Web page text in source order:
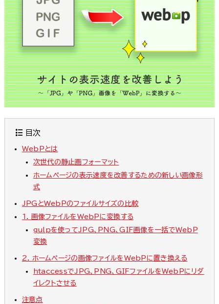
目次
WebPとは
次世代の静止画フォーマット
ホームページの表示速度を改善するための新しい画像形
式
JPGとWebPのファイルサイズの比較
1. 画像ファイルをWebPに変換する
gulpを使ってJPG、PNG、GIF画像を一括でWebP
変換
2. ホームページの画像ファイルをWebPに置き換える
htaccessでJPG、PNG、GIFファイルをWebPにリダ
イレクトさせる
注意点